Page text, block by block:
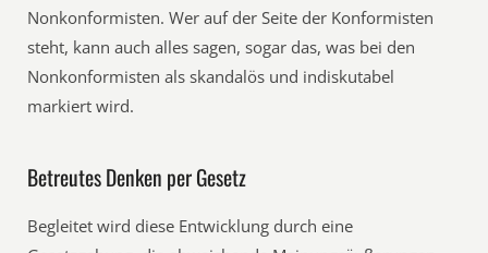
Nonkonformisten. Wer auf der Seite der Konformisten
steht, kann auch alles sagen, sogar das, was bei den
Nonkonformisten als skandalös und indiskutabel
markiert wird.
Betreutes Denken per Gesetz
Begleitet wird diese Entwicklung durch eine